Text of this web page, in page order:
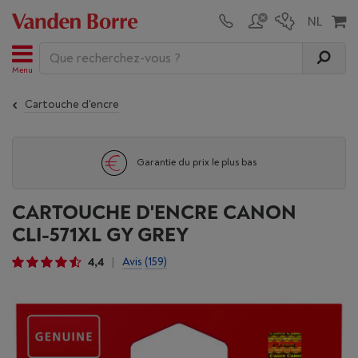
Menu
Cartouche d'encre
Garantie du prix le plus bas
CARTOUCHE D'ENCRE CANON
CLI-571XL GY GREY
4,4 Avis (159)